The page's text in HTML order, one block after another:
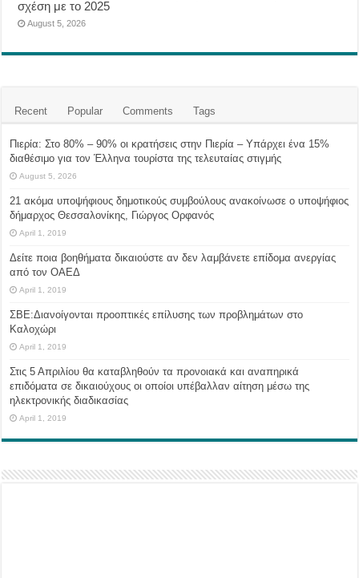
σχέση με το 2025
August 5, 2026
Recent Popular Comments Tags
Πιερία: Στο 80% – 90% οι κρατήσεις στην Πιερία – Υπάρχει ένα 15%
διαθέσιμο για τον Έλληνα τουρίστα της τελευταίας στιγμής
August 5, 2026
21 ακόμα υποψήφιους δημοτικούς συμβούλους ανακοίνωσε ο υποψήφιος
δήμαρχος Θεσσαλονίκης, Γιώργος Ορφανός
April 1, 2019
Δείτε ποια βοηθήματα δικαιούστε αν δεν λαμβάνετε επίδομα ανεργίας
από τον ΟΑΕΔ
April 1, 2019
ΣΒΕ:Διανοίγονται προοπτικές επίλυσης των προβλημάτων στο
Καλοχώρι
April 1, 2019
Στις 5 Απριλίου θα καταβληθούν τα προνοιακά και αναπηρικά
επιδόματα σε δικαιούχους οι οποίοι υπέβαλλαν αίτηση μέσω της
ηλεκτρονικής διαδικασίας
April 1, 2019